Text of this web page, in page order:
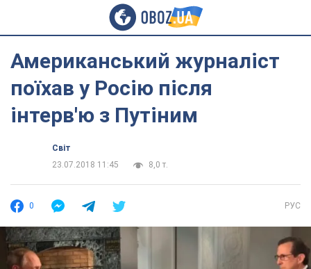
Американський журналіст
поїхав у Росію після
інтерв'ю з Путіним
Світ
23.07.2018 11:45
8,0 т.
0 РУС